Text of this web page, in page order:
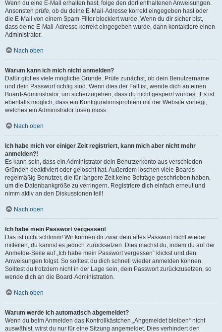
Wenn du eine E-Mail erhalten hast, folge den dort enthaltenen Anweisungen.
Ansonsten prüfe, ob du deine E-Mail-Adresse korrekt eingegeben hast oder
die E-Mail von einem Spam-Filter blockiert wurde. Wenn du dir sicher bist,
dass deine E-Mail-Adresse korrekt eingegeben wurde, dann kontaktiere einen
Administrator.
Nach oben
Warum kann ich mich nicht anmelden?
Dafür gibt es viele mögliche Gründe. Prüfe zunächst, ob dein Benutzername
und dein Passwort richtig sind. Wenn dies der Fall ist, wende dich an einen
Board-Administrator, um sicherzugehen, dass du nicht gesperrt wurdest. Es ist
ebenfalls möglich, dass ein Konfigurationsproblem mit der Website vorliegt,
welches ein Administrator lösen muss.
Nach oben
Ich habe mich vor einiger Zeit registriert, kann mich aber nicht mehr
anmelden?!
Es kann sein, dass ein Administrator dein Benutzerkonto aus verschieden
Gründen deaktiviert oder gelöscht hat. Außerdem löschen viele Boards
regelmäßig Benutzer, die für längere Zeit keine Beiträge geschrieben haben,
um die Datenbankgröße zu verringern. Registriere dich einfach erneut und
nimm aktiv an den Diskussionen teil!
Nach oben
Ich habe mein Passwort vergessen!
Das ist nicht schlimm! Wir können dir zwar dein altes Passwort nicht wieder
mitteilen, du kannst es jedoch zurücksetzen. Dies machst du, indem du auf der
Anmelde-Seite auf „Ich habe mein Passwort vergessen“ klickst und den
Anweisungen folgst. So solltest du dich schnell wieder anmelden können.
Solltest du trotzdem nicht in der Lage sein, dein Passwort zurückzusetzen, so
wende dich an die Board-Administration.
Nach oben
Warum werde ich automatisch abgemeldet?
Wenn du beim Anmelden das Kontrollkästchen „Angemeldet bleiben“ nicht
auswählst, wirst du nur für eine Sitzung angemeldet. Dies verhindert den